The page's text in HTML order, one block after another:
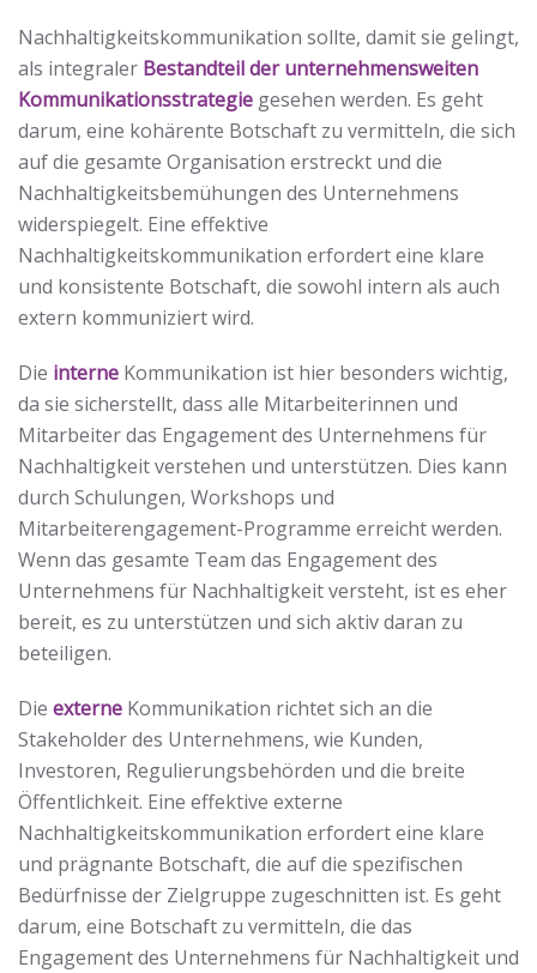
Nachhaltigkeitskommunikation sollte, damit sie gelingt,
als integraler Bestandteil der unternehmensweiten
Kommunikationsstrategie gesehen werden. Es geht
darum, eine kohärente Botschaft zu vermitteln, die sich
auf die gesamte Organisation erstreckt und die
Nachhaltigkeitsbemühungen des Unternehmens
widerspiegelt. Eine effektive
Nachhaltigkeitskommunikation erfordert eine klare
und konsistente Botschaft, die sowohl intern als auch
extern kommuniziert wird.
Die interne Kommunikation ist hier besonders wichtig,
da sie sicherstellt, dass alle Mitarbeiterinnen und
Mitarbeiter das Engagement des Unternehmens für
Nachhaltigkeit verstehen und unterstützen. Dies kann
durch Schulungen, Workshops und
Mitarbeiterengagement-Programme erreicht werden.
Wenn das gesamte Team das Engagement des
Unternehmens für Nachhaltigkeit versteht, ist es eher
bereit, es zu unterstützen und sich aktiv daran zu
beteiligen.
Die externe Kommunikation richtet sich an die
Stakeholder des Unternehmens, wie Kunden,
Investoren, Regulierungsbehörden und die breite
Öffentlichkeit. Eine effektive externe
Nachhaltigkeitskommunikation erfordert eine klare
und prägnante Botschaft, die auf die spezifischen
Bedürfnisse der Zielgruppe zugeschnitten ist. Es geht
darum, eine Botschaft zu vermitteln, die das
Engagement des Unternehmens für Nachhaltigkeit und